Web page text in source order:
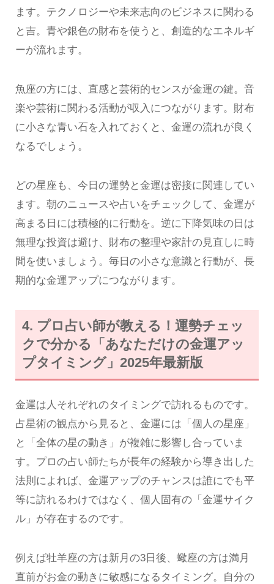
ます。テクノロジーや未来志向のビジネスに関わる
と吉。青や銀色の財布を使うと、創造的なエネルギ
ーが流れます。
魚座の方には、直感と芸術的センスが金運の鍵。音
楽や芸術に関わる活動が収入につながります。財布
に小さな青い石を入れておくと、金運の流れが良く
なるでしょう。
どの星座も、今日の運勢と金運は密接に関連してい
ます。朝のニュースや占いをチェックして、金運が
高まる日には積極的に行動を。逆に下降気味の日は
無理な投資は避け、財布の整理や家計の見直しに時
間を使いましょう。毎日の小さな意識と行動が、長
期的な金運アップにつながります。
4. プロ占い師が教える！運勢チェッ
クで分かる「あなただけの金運アッ
プタイミング」2025年最新版
金運は人それぞれのタイミングで訪れるものです。
占星術の観点から見ると、金運には「個人の星座」
と「全体の星の動き」が複雑に影響し合っていま
す。プロの占い師たちが長年の経験から導き出した
法則によれば、金運アップのチャンスは誰にでも平
等に訪れるわけではなく、個人固有の「金運サイク
ル」が存在するのです。
例えば牡羊座の方は新月の3日後、蠍座の方は満月
直前がお金の動きに敏感になるタイミング。自分の